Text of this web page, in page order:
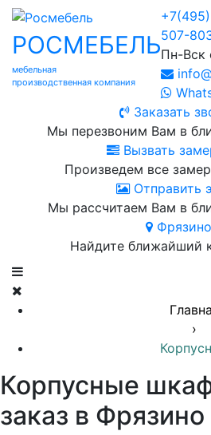
РОСМЕБЕЛЬ
мебельная
производственная компания
507-
Пн-Вск
Заказать
Мы перезвоним Вам в
Вызвать
Произведем все
Отправить
Мы рассчитаем Вам в
Фрязино
Найдите ближайший
›
Корпусные
заказ в Фрязино